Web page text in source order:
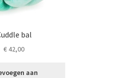
bal
€42,00
aan